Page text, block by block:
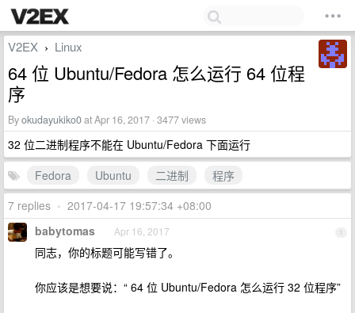
V2EX › Linux
64 位 Ubuntu/Fedora 怎么运行 64 位程
序
Byokudayukiko0at Apr 16, 2017 · 3477 views
32 位二进制程序不能在 Ubuntu/Fedora 下面运行
Fedora
Ubuntu 二进制
程序
7 replies • 2017-04-17 19:57:34 +08:00
1
babytomas Apr 16, 2017
同志，你的标题可能写错了。
你应该是想要说：“ 64 位 Ubuntu/Fedora 怎么运行 32 位程序”